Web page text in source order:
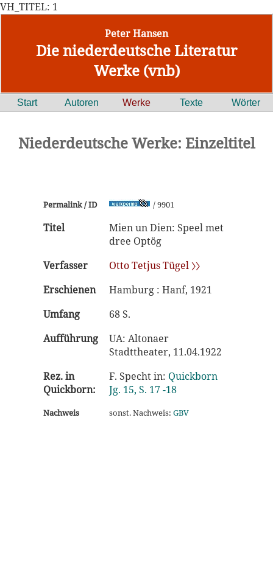
VH_TITEL: 1
Peter Hansen
Die niederdeutsche Literatur
Werke (vnb)
Start Autoren Werke Texte Wörter
Niederdeutsche Werke: Einzeltitel
Permalink / ID / 9901
Titel
Mien un Dien: Speel met
dree Optög
Verfasser
Otto Tetjus Tügel 〉〉
Erschienen
Hamburg : Hanf, 1921
Umfang
68 S.
Aufführung
UA: Altonaer
Stadttheater, 11.04.1922
Rez. in
Quickborn:
F. Specht in: Quickborn
Jg. 15, S. 17 -18
Nachweis sonst. Nachweis: GBV